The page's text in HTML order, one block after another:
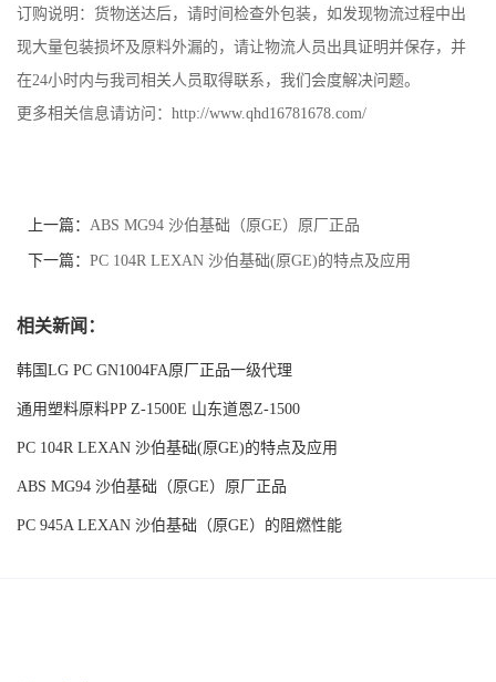
订购说明：货物送达后，请时间检查外包装，如发现物流过程中出
现大量包装损坏及原料外漏的，请让物流人员出具证明并保存，并
在24小时内与我司相关人员取得联系，我们会度解决问题。
更多相关信息请访问：http://www.qhd16781678.com/
上一篇： ABS MG94 沙伯基础（原GE）原厂正品
下一篇： PC 104R LEXAN 沙伯基础(原GE)的特点及应用
相关新闻：
韩国LG PC GN1004FA原厂正品一级代理
通用塑料原料PP Z-1500E 山东道恩Z-1500
PC 104R LEXAN 沙伯基础(原GE)的特点及应用
ABS MG94 沙伯基础（原GE）原厂正品
PC 945A LEXAN 沙伯基础（原GE）的阻燃性能